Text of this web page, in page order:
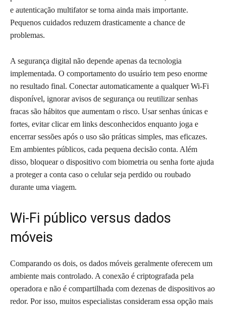
e autenticação multifator se torna ainda mais importante.
Pequenos cuidados reduzem drasticamente a chance de
problemas.
A segurança digital não depende apenas da tecnologia
implementada. O comportamento do usuário tem peso enorme
no resultado final. Conectar automaticamente a qualquer Wi-Fi
disponível, ignorar avisos de segurança ou reutilizar senhas
fracas são hábitos que aumentam o risco. Usar senhas únicas e
fortes, evitar clicar em links desconhecidos enquanto joga e
encerrar sessões após o uso são práticas simples, mas eficazes.
Em ambientes públicos, cada pequena decisão conta. Além
disso, bloquear o dispositivo com biometria ou senha forte ajuda
a proteger a conta caso o celular seja perdido ou roubado
durante uma viagem.
Wi-Fi público versus dados
móveis
Comparando os dois, os dados móveis geralmente oferecem um
ambiente mais controlado. A conexão é criptografada pela
operadora e não é compartilhada com dezenas de dispositivos ao
redor. Por isso, muitos especialistas consideram essa opção mais